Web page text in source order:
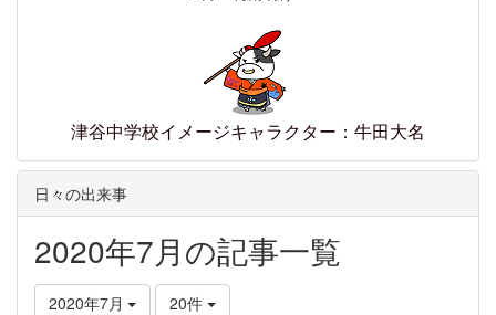
津谷中学校イメージキャラクター：牛田大名
日々の出来事
2020年7月の記事一覧
2020年7月 20件